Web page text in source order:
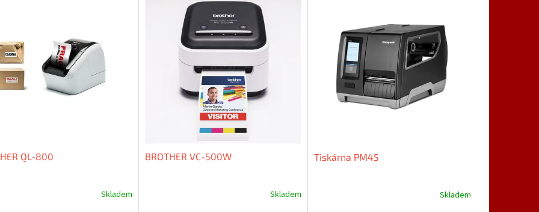
QL-800
Skladem
BROTHER VC-500W
Skladem
Tiskárna PM45
Skladem